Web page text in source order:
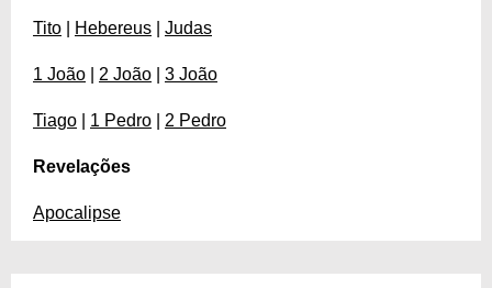
Tito Hebereus Judas
1 João 2 João 3 João
Tiago 1 Pedro 2 Pedro
Revelações
Apocalipse